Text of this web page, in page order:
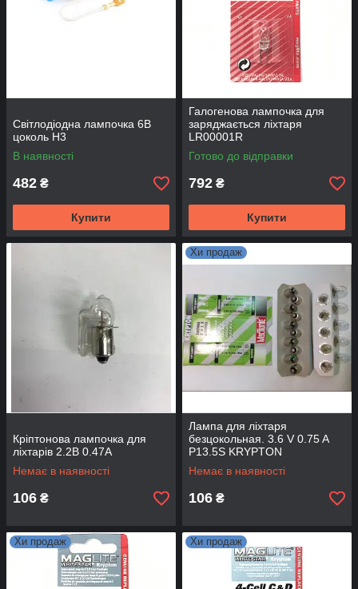
Світлодіодна лампочка 6В
цоколь Н3
В наявності
482 ₴
Купити
Галогенова лампочка для
заряджається ліхтаря
LR00001R
Готово до відправки
792 ₴
Купити
Кріптонова лампочка для
ліхтарів 2.2В 0.47А
Немає в наявності
106 ₴
Хи продаж
Лампа для ліхтаря
безцокольная. 3.6 V 0.75 A
P13.5S KRYPTON
Немає в наявності
106 ₴
Хи продаж Хи продаж